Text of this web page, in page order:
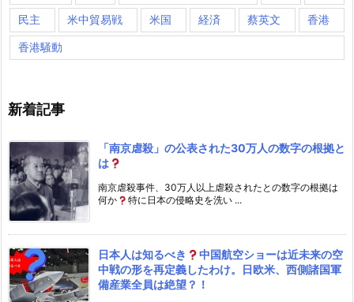
民主 米中貿易戦 米国 経済 蔡英文 香港
香港騒動
新着記事
「南京虐殺」の公表された30万人の数字の根拠と
は
南京虐殺事件、30万人以上虐殺されたとの数字の根拠は
何か
特に日本の侵略史を洗い ...
日本人は知るべき
中国航空ショーは近未来の空
中戦の形を再定義したわけ。日欧米、西側諸国軍
備産業全員は絶望？！